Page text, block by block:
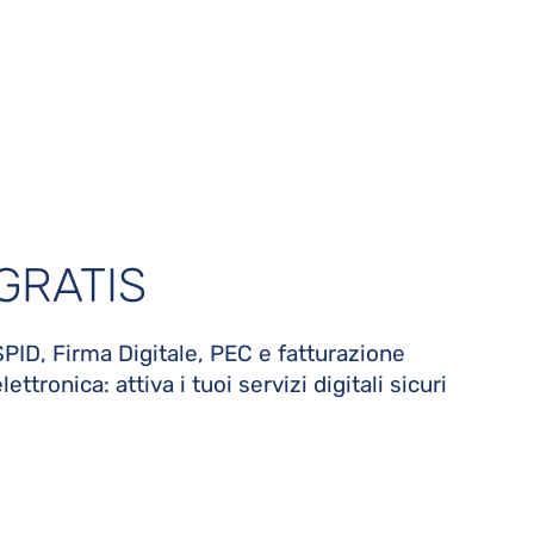
Firma Digitale, PEC e fatturazione
attiva i tuoi servizi digitali sicuri